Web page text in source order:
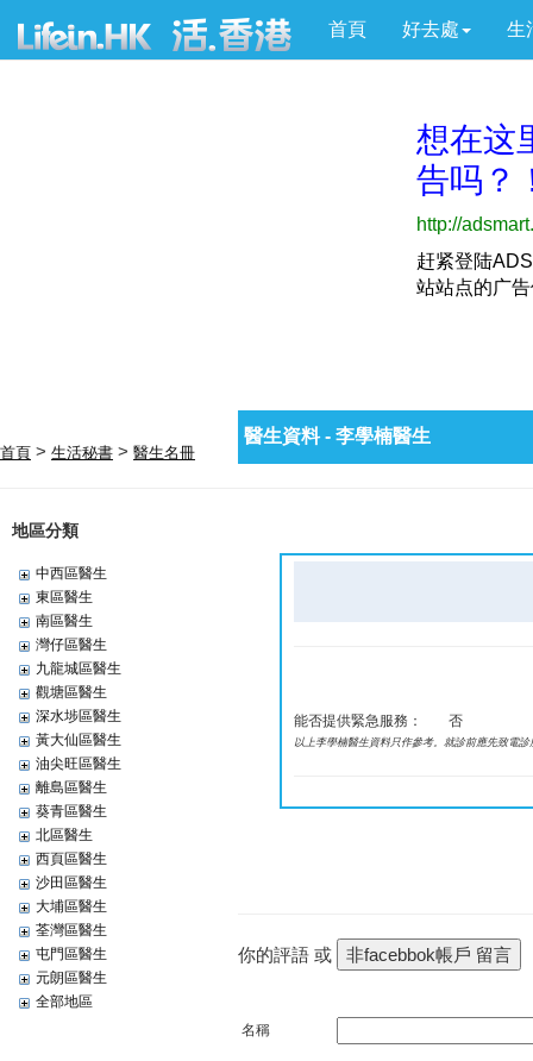
首頁 好去處 生
首頁 > 生活秘書 > 醫生名冊
地區分類
中西區醫生
東區醫生
南區醫生
灣仔區醫生
九龍城區醫生
觀塘區醫生
深水埗區醫生
黃大仙區醫生
油尖旺區醫生
離島區醫生
葵青區醫生
北區醫生
西頁區醫生
沙田區醫生
大埔區醫生
荃灣區醫生
屯門區醫生
元朗區醫生
全部地區
醫生資料 - 李學楠醫生
能否提供緊急服務： 否
以上李學楠醫生資料只作參考。就診前應先致電
你的評語 或
名稱